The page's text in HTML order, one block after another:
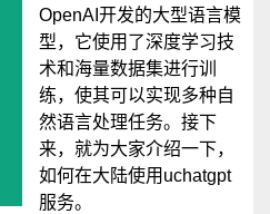
OpenAI开发的大型语言模
型，它使用了深度学习技
术和海量数据集进行训
练，使其可以实现多种自
然语言处理任务。接下
来，就为大家介绍一下，
如何在大陆使用uchatgpt
服务。